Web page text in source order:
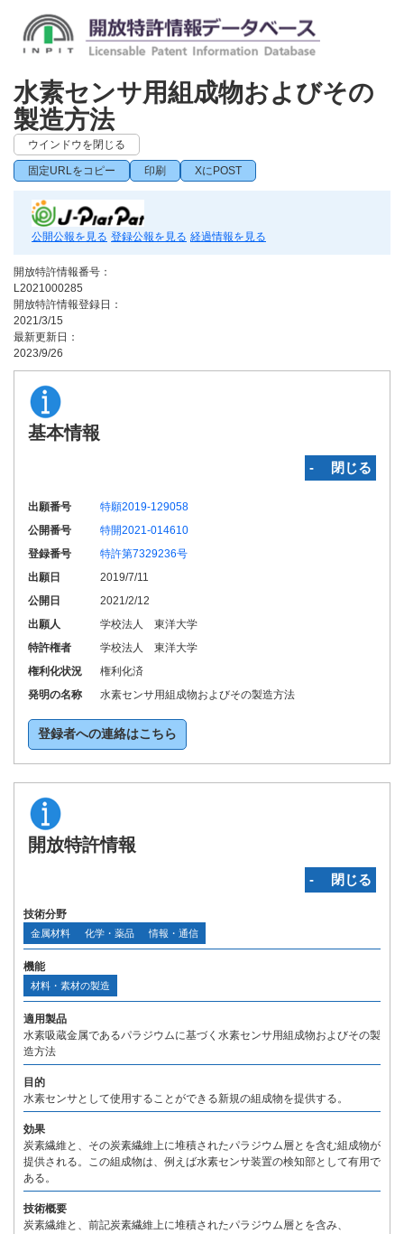
水素センサ用組成物およびその
製造方法
ウインドウを閉じる
固定URLをコピー 印刷 XにPOST
公開公報を見る 登録公報を見る 経過情報を見る
開放特許情報番号：
L2021000285
開放特許情報登録日：
2021/3/15
最新更新日：
2023/9/26
基本情報
‐ 閉じる
出願番号
特願2019-129058
公開番号
特開2021-014610
登録番号
特許第7329236号
出願日
2019/7/11
公開日
2021/2/12
出願人
学校法人 東洋大学
特許権者
学校法人 東洋大学
権利化状況
権利化済
発明の名称
水素センサ用組成物およびその製造方法
登録者への連絡はこちら
開放特許情報
‐ 閉じる
技術分野
金属材料 化学・薬品 情報・通信
機能
材料・素材の製造
適用製品
水素吸蔵金属であるパラジウムに基づく水素センサ用組成物およびその製
造方法
目的
水素センサとして使用することができる新規の組成物を提供する。
効果
炭素繊維と、その炭素繊維上に堆積されたパラジウム層とを含む組成物が
提供される。この組成物は、例えば水素センサ装置の検知部として有用で
ある。
技術概要
炭素繊維と、前記炭素繊維上に堆積されたパラジウム層とを含み、